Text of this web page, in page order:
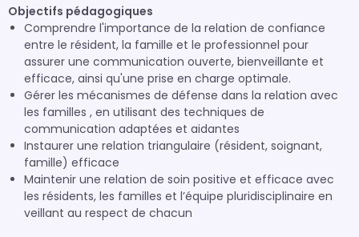
Objectifs pédagogiques
Comprendre l'importance de la relation de confiance
entre le résident, la famille et le professionnel pour
assurer une communication ouverte, bienveillante et
efficace, ainsi qu'une prise en charge optimale.
Gérer les mécanismes de défense dans la relation avec
les familles , en utilisant des techniques de
communication adaptées et aidantes
Instaurer une relation triangulaire (résident, soignant,
famille) efficace
Maintenir une relation de soin positive et efficace avec
les résidents, les familles et l’équipe pluridisciplinaire en
veillant au respect de chacun